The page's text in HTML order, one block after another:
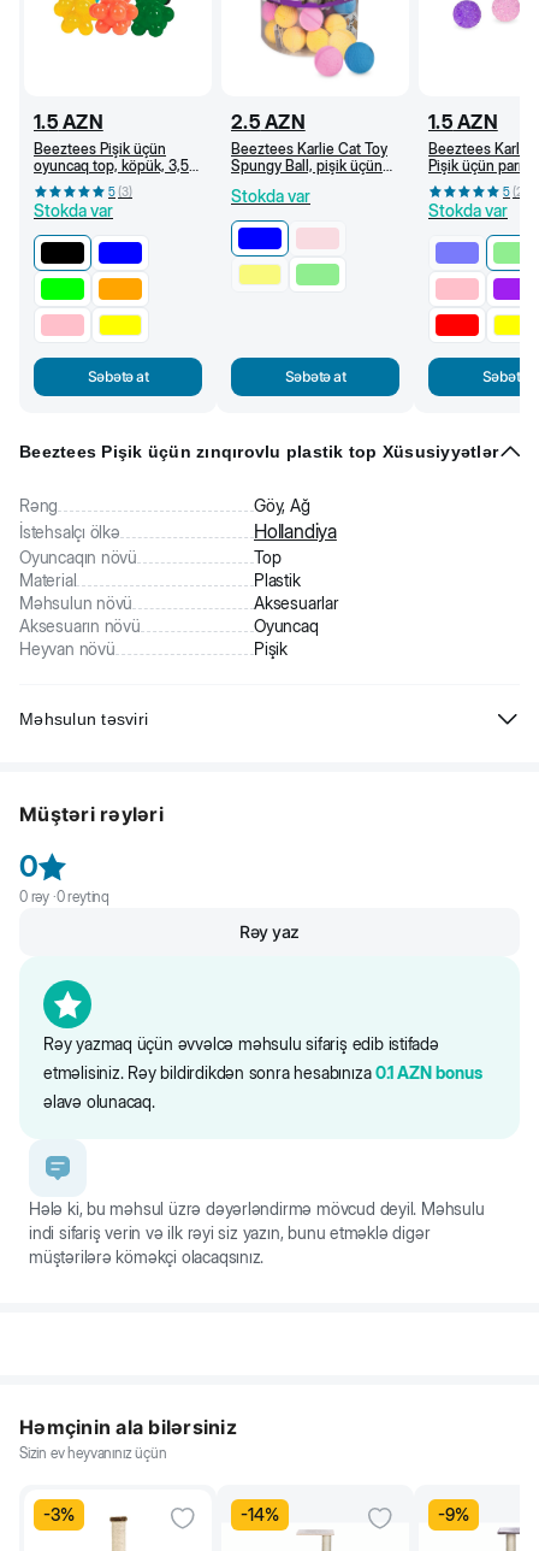
1.5 AZN
Beeztees Pişik üçün
oyuncaq top, köpük, 3,5
sm (Qara)
5(3)
Stokda var
Səbətə at
2.5 AZN
Beeztees Karlie Cat Toy
Spungy Ball, pişik üçün
Stokda var
Səbətə at
1.5 AZN
Beeztees Karlie
Pişik üçün
oyuncaq top,
(Açıq yaşıl) 5(2
Stokda var
Səbətə
Beeztees Pişik üçün zınqırovlu plastik top Xüsusiyyətlər
Rəng
Göy, Ağ
İstehsalçı ölkə
Hollandiya
Oyuncaqın növü
Top
Material
Plastik
Məhsulun növü
Aksesuarlar
Aksesuarın növü
Oyuncaq
Heyvan növü
Pişik
Məhsulun təsviri
oyunları sevən pişiklər tərəfindən mütləq bəyəniləcəkdir. Əyləncəli
sevərək oynayacaq və topu yerdə yuvarladacaqdır.
Müştəri rəyləri
0
0rəy ·0reytinq
Rəy yazmaq üçün əvvəlcə məhsulu sifariş edib istifadə
etməlisiniz. Rəy bildirdikdən sonra hesabınıza0.1 AZN bonus
əlavə olunacaq.
Rəy yaz
Hələ ki, bu məhsul üzrə dəyərləndirmə mövcud deyil. Məhsulu
indi sifariş verin və ilk rəyi siz yazın, bunu etməklə digər
müştərilərə köməkçi olacaqsınız.
Həmçinin ala bilərsiniz
Sizin ev heyvanınız üçün
-3% -14% -9%